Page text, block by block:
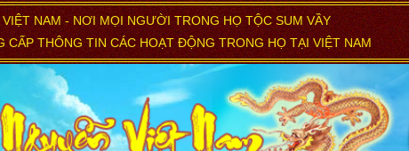
NAM - NƠI MỌI NGƯỜI TRONG HỌ TỘC SUM VẦY
CẤP THÔNG TIN CÁC HOẠT ĐỘNG TRONG HỌ TẠI VIỆT NAM